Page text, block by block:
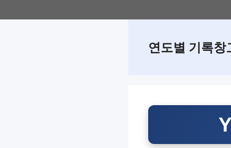
to
연도별 기록창